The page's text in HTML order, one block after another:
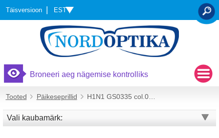
Täisversioon EST
Broneeri aeg nägemise kontrolliks
Tooted Päikeseprillid H1N1 GS0335 col.01 Polarized
Vali kaubamärk: